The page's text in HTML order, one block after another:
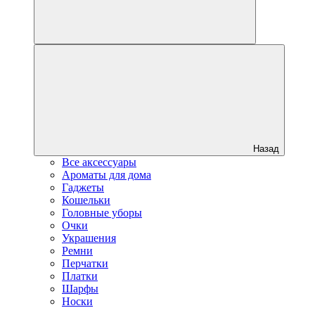
Назад
Все аксессуары
Ароматы для дома
Гаджеты
Кошельки
Головные уборы
Очки
Украшения
Ремни
Перчатки
Платки
Шарфы
Носки